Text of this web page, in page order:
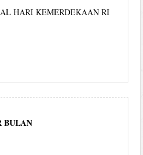
HARI KEMERDEKAAN RI
BULAN